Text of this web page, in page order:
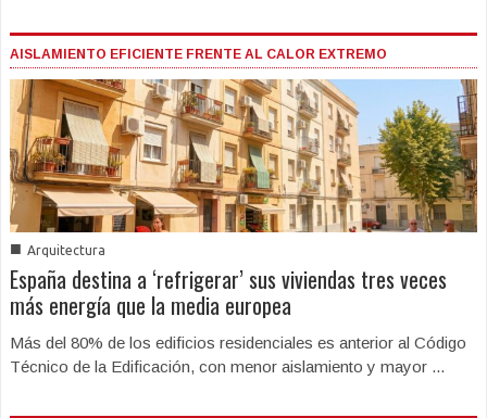
AISLAMIENTO EFICIENTE FRENTE AL CALOR EXTREMO
■ Arquitectura
España destina a ‘refrigerar’ sus viviendas tres veces
más energía que la media europea
Más del 80% de los edificios residenciales es anterior al Código
Técnico de la Edificación, con menor aislamiento y mayor ...